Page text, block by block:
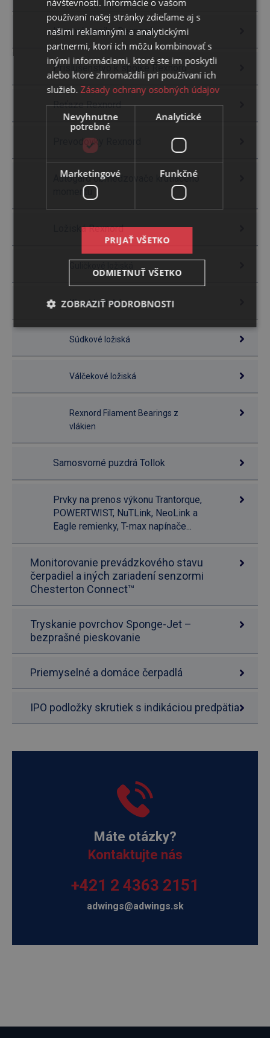
Kovové spojky Rexnord
Príslušenstvo k spojke Rexnord
Reťaze Rexnord
Prevodovky Rexnord
Autogard obmedzovače krútiaceho
momentu
Ložiská Rexnord
Klzné ložiská
Súdkové ložiská
Válčekové ložiská
Rexnord Filament Bearings z
vlákien
Samosvorné puzdrá Tollok
Prvky na prenos výkonu Trantorque,
POWERTWIST, NuTLink, NeoLink a
Eagle remienky, T-max napínače...
Monitorovanie prevádzkového stavu
čerpadiel a iných zariadení senzormi
Chesterton Connect™
Tryskanie povrchov Sponge-Jet –
bezprašné pieskovanie
Priemyselné a domáce čerpadlá
IPO podložky skrutiek s indikáciou predpätia
Máte otázky?
Kontaktujte nás
+421 2 4363 2151
adwings@adwings.sk
návštevnosti. Informácie o vašom
používaní našej stránky zdieľame aj s
našimi reklamnými a analytickými
partnermi, ktorí ich môžu kombinovať s
inými informáciami, ktoré ste im poskytli
alebo ktoré zhromaždili pri používaní ich
služieb. Zásady ochrany osobných údajov
Nevyhnutne
potrebné
Analytické
Marketingové Funkčné
PRIJAŤ VŠETKO
ODMIETNUŤ VŠETKO
ZOBRAZIŤ PODROBNOSTI